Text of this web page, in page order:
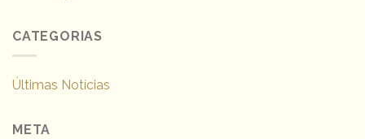
CATEGORIAS
Últimas Notícias
META